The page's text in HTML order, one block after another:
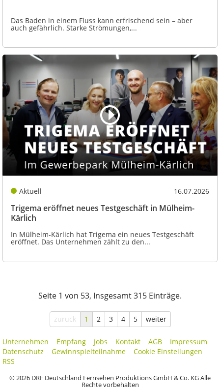
Das Baden in einem Fluss kann erfrischend sein – aber
auch gefährlich. Starke Strömungen,...
Aktuell 16.07.2026
Trigema eröffnet neues Testgeschäft in Mülheim-
Kärlich
In Mülheim-Kärlich hat Trigema ein neues Testgeschäft
eröffnet. Das Unternehmen zählt zu den...
Seite 1 von 53, Insgesamt 315 Einträge.
zurück 1 2 3 4 5 weiter
Unternehmen Empfang Jobs Kontakt AGB
Impressum
Datenschutz
Gewinnspielteilnahme
Cookie Einstellungen
RSS
© 2026 DRF Deutschland Fernsehen Produktions GmbH & Co. KG Alle
Rechte vorbehalten